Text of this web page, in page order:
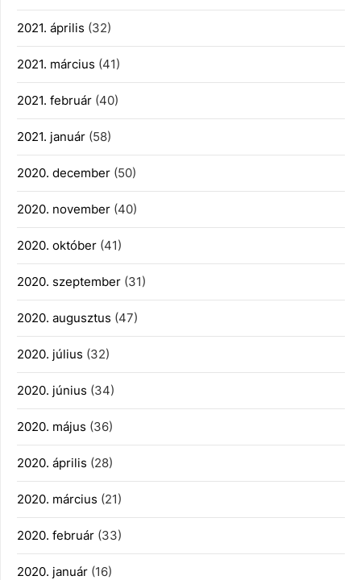
2021. április (32)
2021. március (41)
2021. február (40)
2021. január (58)
2020. december (50)
2020. november (40)
2020. október (41)
2020. szeptember (31)
2020. augusztus (47)
2020. július (32)
2020. június (34)
2020. május (36)
2020. április (28)
2020. március (21)
2020. február (33)
2020. január (16)